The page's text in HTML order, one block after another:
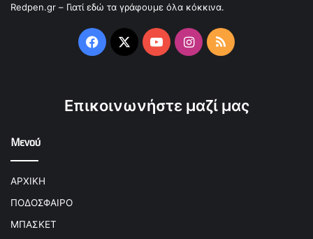
Redpen.gr – Γιατί εδώ τα γράφουμε όλα κόκκινα.
Facebook
X YouTubeInstagram
RSS
Επικοινωνήστε μαζί μας
Μενού
ΑΡΧΙΚΗ
ΠΟΔΟΣΦΑΙΡΟ
ΜΠΑΣΚΕΤ